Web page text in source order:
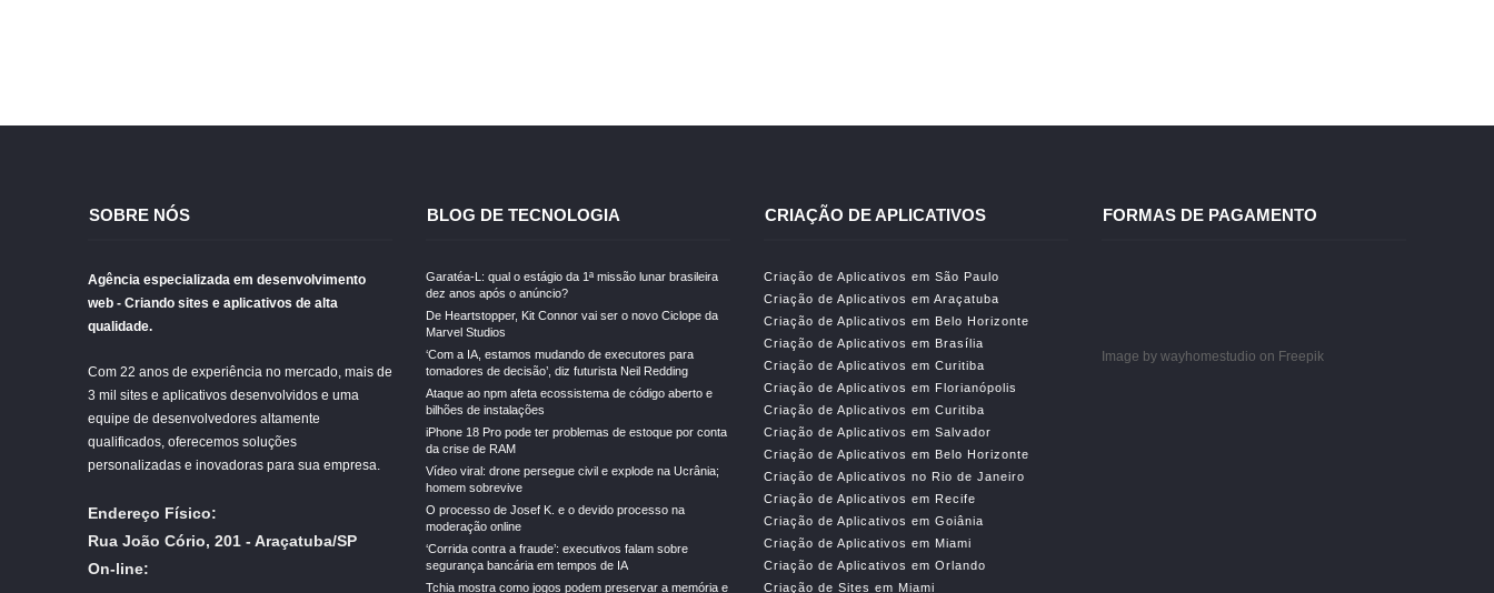
SOBRE NÓS
Agência especializada em desenvolvimento
web - Criando sites e aplicativos de alta
qualidade.
Com 22 anos de experiência no mercado, mais de
3 mil sites e aplicativos desenvolvidos e uma
equipe de desenvolvedores altamente
qualificados, oferecemos soluções
personalizadas e inovadoras para sua empresa.
Endereço Físico:
Rua João Cório, 201 - Araçatuba/SP
On-line:
BLOG DE TECNOLOGIA
Garatéa-L: qual o estágio da 1ª missão lunar brasileira
dez anos após o anúncio?
De Heartstopper, Kit Connor vai ser o novo Ciclope da
Marvel Studios
‘Com a IA, estamos mudando de executores para
tomadores de decisão’, diz futurista Neil Redding
Ataque ao npm afeta ecossistema de código aberto e
bilhões de instalações
iPhone 18 Pro pode ter problemas de estoque por conta
da crise de RAM
Vídeo viral: drone persegue civil e explode na Ucrânia;
homem sobrevive
O processo de Josef K. e o devido processo na
moderação online
‘Corrida contra a fraude’: executivos falam sobre
segurança bancária em tempos de IA
Tchia mostra como jogos podem preservar a memória e
CRIAÇÃO DE APLICATIVOS
Criação de Aplicativos em São Paulo
Criação de Aplicativos em Araçatuba
Criação de Aplicativos em Belo Horizonte
Criação de Aplicativos em Brasília
Criação de Aplicativos em Curitiba
Criação de Aplicativos em Florianópolis
Criação de Aplicativos em Curitiba
Criação de Aplicativos em Salvador
Criação de Aplicativos em Belo Horizonte
Criação de Aplicativos no Rio de Janeiro
Criação de Aplicativos em Recife
Criação de Aplicativos em Goiânia
Criação de Aplicativos em Miami
Criação de Aplicativos em Orlando
Criação de Sites em Miami
FORMAS DE PAGAMENTO
Image by wayhomestudio on Freepik